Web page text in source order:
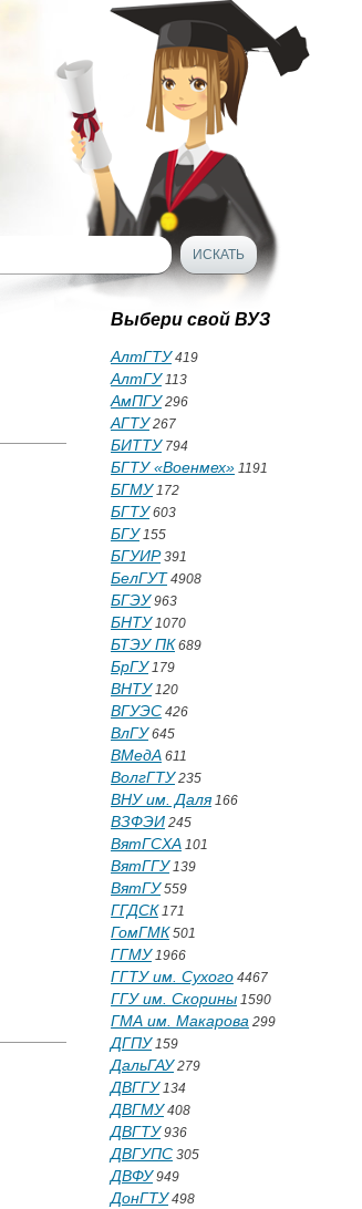
Выбери свой ВУЗ
АлтГТУ419
АлтГУ113
АмПГУ296
АГТУ267
БИТТУ794
БГТУ «Военмех» 1191
БГМУ172
БГТУ603
БГУ155
БГУИР391
БелГУТ 4908
БГЭУ963
БНТУ1070
БТЭУ ПК 689
БрГУ179
ВНТУ120
ВГУЭС 426
ВлГУ645
ВМедА 611
ВолгГТУ235
ВНУ им. Даля166
ВЗФЭИ 245
ВятГСХА 101
ВятГГУ139
ВятГУ559
ГГДСК 171
ГомГМК 501
ГГМУ1966
ГГТУ им. Сухого 4467
ГГУ им. Скорины 1590
ГМА им. Макарова 299
ДГПУ159
ДальГАУ279
ДВГГУ134
ДВГМУ408
ДВГТУ936
ДВГУПС 305
ДВФУ949
ДонГТУ498